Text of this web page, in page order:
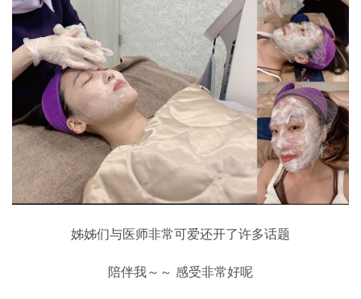
姊姊们与医师非常可爱还开了许多话题
陪伴我～～ 感受非常好呢